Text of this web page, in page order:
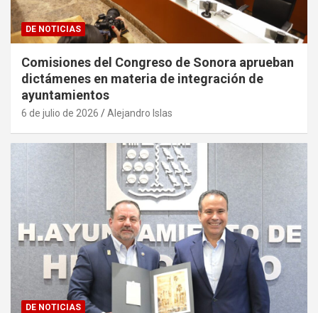
DE NOTICIAS
Comisiones del Congreso de Sonora aprueban
dictámenes en materia de integración de
ayuntamientos
6 de julio de 2026 Alejandro Islas
DE NOTICIAS